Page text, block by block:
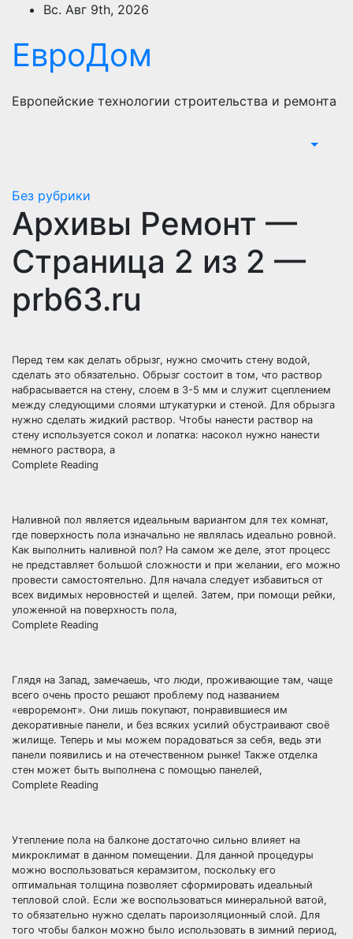
Перейти
содержимому
Вс. Авг 9th, 2026
ЕвроДом
Европейские технологии строительства и ремонта
Без рубрики
Архивы Ремонт —
Страница 2 из 2 —
prb63.ru
Перед тем как делать обрызг, нужно смочить стену водой,
сделать это обязательно. Обрызг состоит в том, что раствор
набрасывается на стену, слоем в 3-5 мм и служит сцеплением
между следующими слоями штукатурки и стеной. Для обрызга
нужно сделать жидкий раствор. Чтобы нанести раствор на
стену используется сокол и лопатка: насокол нужно нанести
немного раствора, а
Complete Reading
Наливной пол является идеальным вариантом для тех комнат,
где поверхность пола изначально не являлась идеально ровной.
Как выполнить наливной пол? На самом же деле, этот процесс
не представляет большой сложности и при желании, его можно
провести самостоятельно. Для начала следует избавиться от
всех видимых неровностей и щелей. Затем, при помощи рейки,
уложенной на поверхность пола,
Complete Reading
Глядя на Запад, замечаешь, что люди, проживающие там, чаще
всего очень просто решают проблему под названием
«евроремонт». Они лишь покупают, понравившиеся им
декоративные панели, и без всяких усилий обустраивают своё
жилище. Теперь и мы можем порадоваться за себя, ведь эти
панели появились и на отечественном рынке! Также отделка
стен может быть выполнена с помощью панелей,
Complete Reading
Утепление пола на балконе достаточно сильно влияет на
микроклимат в данном помещении. Для данной процедуры
можно воспользоваться керамзитом, поскольку его
оптимальная толщина позволяет сформировать идеальный
тепловой слой. Если же воспользоваться минеральной ватой,
то обязательно нужно сделать пароизоляционный слой. Для
того чтобы балкон можно было использовать в зимний период,